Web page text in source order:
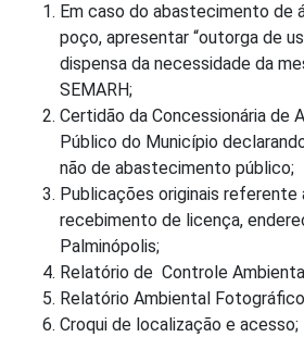
Em caso do abastecimento de
poço, apresentar “outorga de
dispensa da necessidade da
SEMARH;
Certidão da Concessionária de
Público do Município
não de abastecimento público;
Publicações originais referente
recebimento de licença,
Palminópolis;
Relatório de Controle
Relatório Ambiental Fotográfico
Croqui de localização e acesso;